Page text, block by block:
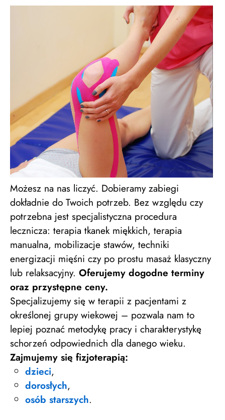
Możesz na nas liczyć. Dobieramy zabiegi
dokładnie do Twoich potrzeb. Bez względu czy
potrzebna jest specjalistyczna procedura
lecznicza: terapia tkanek miękkich, terapia
manualna, mobilizacje stawów, techniki
energizacji mięśni czy po prostu masaż klasyczny
lub relaksacyjny. Oferujemy dogodne terminy
oraz przystępne ceny.
Specjalizujemy się w terapii z pacjentami z
określonej grupy wiekowej – pozwala nam to
lepiej poznać metodykę pracy i charakterystykę
schorzeń odpowiednich dla danego wieku.
Zajmujemy się fizjoterapią:
dzieci,
dorosłych,
osób starszych.